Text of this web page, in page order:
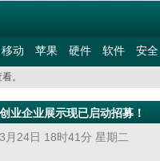
移动 苹果 硬件 软件 安全
。
业企业展示现已启动招募！
月24日 18时41分 星期二